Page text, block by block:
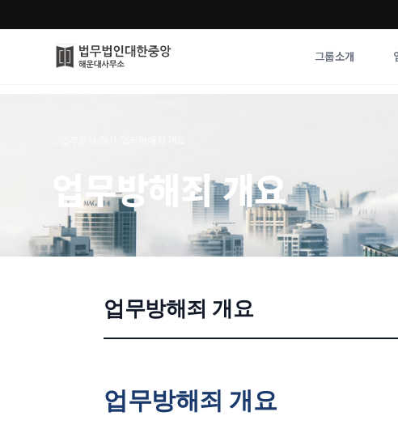
그룹소개
통합검색
사례분석/최신동향
법률정보
법률지식인
업무방해죄 개요
업무방해죄 개요
업무방해죄 개요